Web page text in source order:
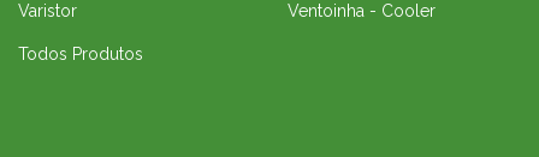
Varistor Ventoinha - Cooler
Todos Produtos